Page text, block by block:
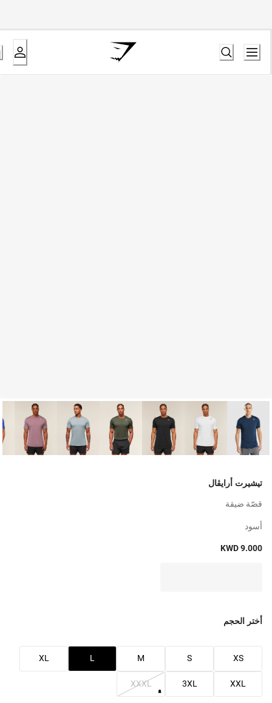
تيشيرت أرايڤال
قصّة ضيقة
أسود
KWD 9.000
أختر الحجم
XS
S
M
L
XL
XXL
3XL
XXXL
O
A
D
I
N
G
.
.